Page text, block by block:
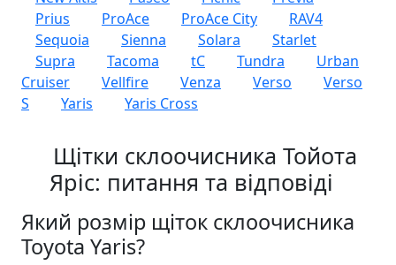
Prius
ProAce ProAce City
RAV4
Sequoia
Sienna Solara
Starlet
Supra
Tacoma tC Tundra
Urban
Cruiser
Vellfire Venza Verso
Verso
S
Yaris Yaris Cross
Щітки склоочисника Тойота
Яріс: питання та відповіді
Який розмір щіток склоочисника
Toyota Yaris?